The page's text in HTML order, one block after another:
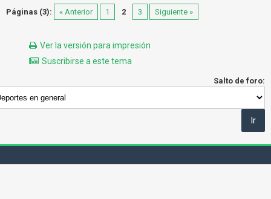
Páginas (3): « Anterior 1 2 3 Siguiente »
Ver la versión para impresión
Suscribirse a este tema
Salto de foro: